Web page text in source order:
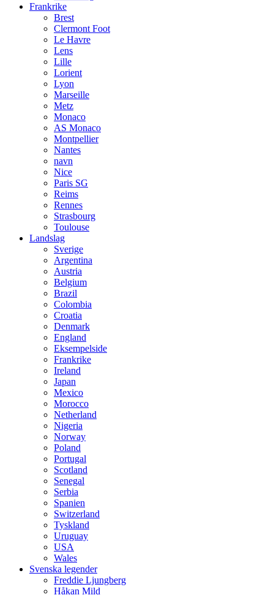
Frankrike
Brest
Clermont Foot
Le Havre
Lens
Lille
Lorient
Lyon
Marseille
Metz
Monaco
AS Monaco
Montpellier
Nantes
navn
Nice
Paris SG
Reims
Rennes
Strasbourg
Toulouse
Landslag
Sverige
Argentina
Austria
Belgium
Brazil
Colombia
Croatia
Denmark
England
Eksempelside
Frankrike
Ireland
Japan
Mexico
Morocco
Netherland
Nigeria
Norway
Poland
Portugal
Scotland
Senegal
Serbia
Spanien
Switzerland
Tyskland
Uruguay
USA
Wales
Svenska legender
Freddie Ljungberg
Håkan Mild